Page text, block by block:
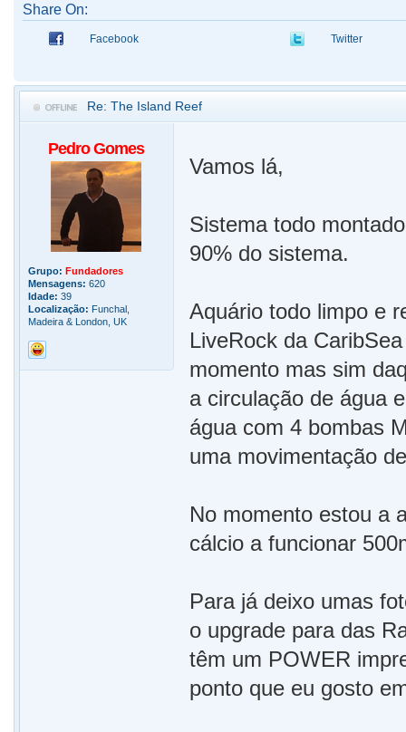
Share On:
Facebook Twitter
Re: The Island Reef
Pedro Gomes
Grupo: Fundadores
Mensagens: 620
Idade: 39
Localização: Funchal,
Madeira & London, UK
Vamos lá,
Sistema todo
90% do sistema.
Aquário todo limpo e
LiveRock da
momento mas sim
a circulação de água
água com 4 bombas
uma movimentação
No momento estou a
cálcio a funcionar
Para já deixo umas
o upgrade para das
têm um POWER
ponto que eu gosto